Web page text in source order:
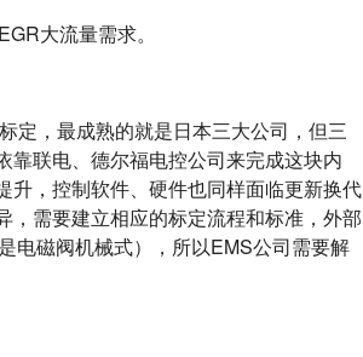
大流量需求。
定，最成熟的就是日本三大公司，但三
靠联电、德尔福电控公司来完成这块内
升，控制软件、硬件也同样面临更新换代
需要建立相应的标定流程和标准，外部
电磁阀机械式），所以EMS公司需要解